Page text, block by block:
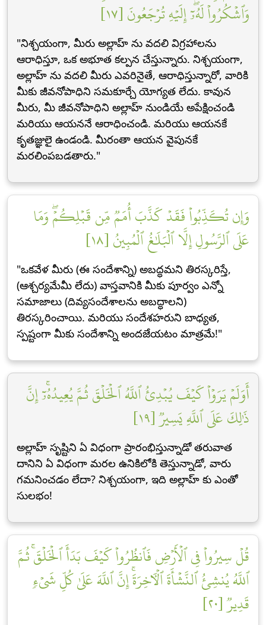
وَٱشۡكُرُواْ لَهُۥٓۖ إِلَيۡهِ تُرۡجَعُونَ [١٧]
"నిశ్చయంగా, మీరు అల్లాహ్ ను వదలి విగ్రహాలను
ఆరాధిస్తూ, ఒక అభూత కల్పన చేస్తున్నారు. నిశ్చయంగా,
అల్లాహ్ ను వదలి మీరు ఎవరినైతే, ఆరాధిస్తున్నారో, వారికి
మీకు జీవనోపాధిని సమకూర్చే యోగ్యత లేదు. కావున
మీరు, మీ జీవనోపాధిని అల్లాహ్ నుండియే అపేక్షించండి
మరియు ఆయననే ఆరాధించండి. మరియు ఆయనకే
కృతజ్ఞులై ఉండండి. మీరంతా ఆయన వైపునకే
మరలింపబడతారు."
وَإِن تُكَذِّبُواْ فَقَدۡ كَذَّبَ أُمَمٞ مِّن قَبۡلِكُمۡۖ وَمَا
عَلَى ٱلرَّسُولِ إِلَّا ٱلۡبَلَٰغُ ٱلۡمُبِينُ [١٨]
"ఒకవేళ మీరు (ఈ సందేశాన్ని) అబద్ధమని తిరస్కరిస్తే,
(ఆశ్చర్యమేమీ లేదు) వాస్తవానికి మీకు పూర్వం ఎన్నో
సమాజాలు (దివ్యసందేశాలను అబద్ధాలని)
తిరస్కరించాయి. మరియు సందేశహరుని బాధ్యత,
స్పష్టంగా మీకు సందేశాన్ని అందజేయటం మాత్రమే!"
أَوَلَمۡ يَرَوۡاْ كَيۡفَ يُبۡدِئُ ٱللَّهُ ٱلۡخَلۡقَ ثُمَّ يُعِيدُهُۥٓۚ إِنَّ
ذَٰلِكَ عَلَى ٱللَّهِ يَسِيرٞ [١٩]
అల్లాహ్ సృష్టిని ఏ విధంగా ప్రారంభిస్తున్నాడో తరువాత
దానిని ఏ విధంగా మరల ఉనికిలోకి తెస్తున్నాడో, వారు
గమనించడం లేదా? నిశ్చయంగా, ఇది అల్లాహ్ కు ఎంతో
సులభం!
قُلۡ سِيرُواْ فِي ٱلۡأَرۡضِ فَٱنظُرُواْ كَيۡفَ بَدَأَ ٱلۡخَلۡقَۚ ثُمَّ
ٱللَّهُ يُنشِئُ ٱلنَّشۡأَةَ ٱلۡأٓخِرَةَۚ إِنَّ ٱللَّهَ عَلَىٰ كُلِّ شَيۡءٖ
قَدِيرٞ [٢٠]